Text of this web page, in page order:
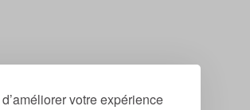
votre expérience